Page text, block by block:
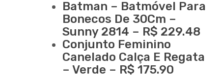
Batman – Batmóvel Para
Bonecos De 30Cm –
Sunny 2814 – R$ 229.48
Conjunto Feminino
Canelado Calça E Regata
– Verde – R$ 175.90